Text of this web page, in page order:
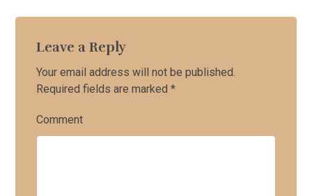
Leave a Reply
Your email address will not be published.
Required fields are marked*
Comment